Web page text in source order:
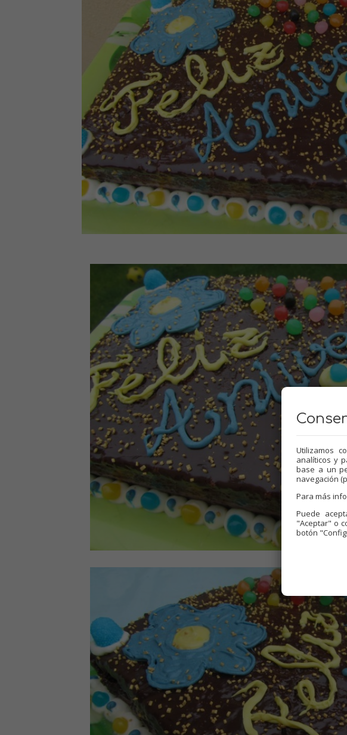
Utilizamos
analíticos y
base a un
navegación
Para más
Puede
"Aceptar" o
botón